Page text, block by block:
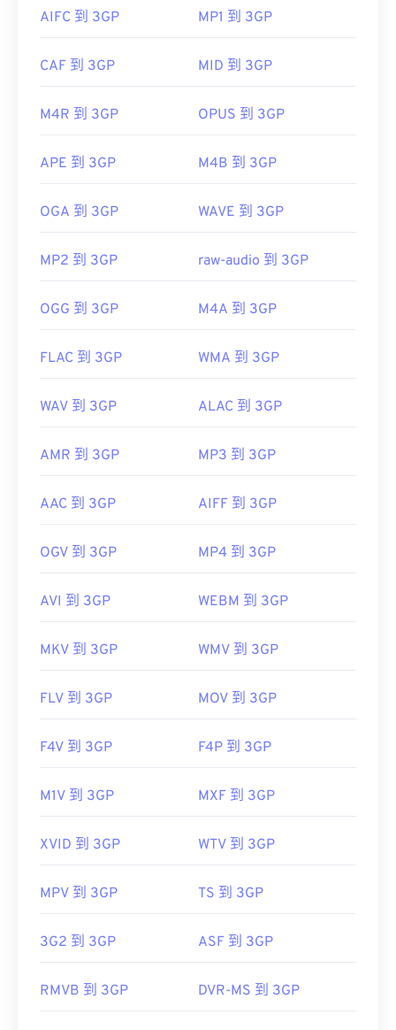
有用的链接：
https://www.lifewire.com/aiff-aif-aifc-files-
本 (Timed Text)
提供字幕和副标题。它不支持交互式
量，请将文件
为 MP4。
开发者： 第三代合作伙伴计划（3GPP）
有用的链接：
AIFC 到 3GP MP1 到 3GP
CAF 到 3GP MID 到 3GP
M4R 到 3GP OPUS 到 3GP
APE 到 3GP M4B 到 3GP
OGA 到 3GP WAVE 到 3GP
MP2 到 3GP raw-audio 到 3GP
OGG 到 3GP M4A 到 3GP
FLAC 到 3GP WMA 到 3GP
WAV 到 3GP ALAC 到 3GP
AMR 到 3GP MP3 到 3GP
AAC 到 3GP AIFF 到 3GP
OGV 到 3GP MP4 到 3GP
AVI 到 3GP WEBM 到 3GP
MKV 到 3GP WMV 到 3GP
FLV 到 3GP MOV 到 3GP
F4V 到 3GP F4P 到 3GP
M1V 到 3GP MXF 到 3GP
XVID 到 3GP WTV 到 3GP
MPV 到 3GP TS 到 3GP
3G2 到 3GP ASF 到 3GP
RMVB 到 3GP DVR-MS 到 3GP